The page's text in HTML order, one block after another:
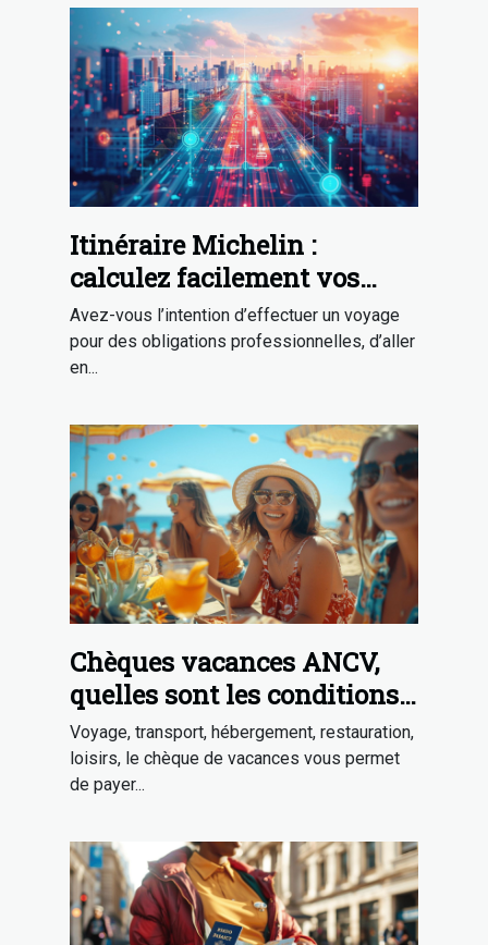
Itinéraire Michelin :
calculez facilement vos
trajets !
Avez-vous l’intention d’effectuer un voyage
pour des obligations professionnelles, d’aller
en...
Chèques vacances ANCV,
quelles sont les conditions
pour en avoir ?
Voyage, transport, hébergement, restauration,
loisirs, le chèque de vacances vous permet
de payer...